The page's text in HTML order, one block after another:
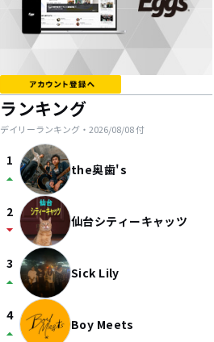
ランキング
デイリーランキング・ 2026/08/08付
1
arrow_drop_up the奥歯's
2
arrow_drop_down 仙台シティーキャッツ
3
arrow_drop_up Sick Lily
4
arrow_drop_up Boy Meets